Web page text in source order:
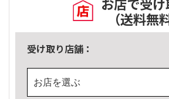
（送料無
受け取り店舗：
お店を選ぶ